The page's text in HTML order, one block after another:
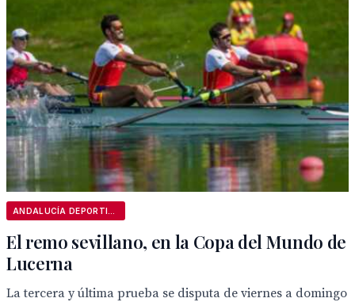
El remo sevillano, en la Copa del Mundo de
Lucerna
La tercera y última prueba se disputa de viernes a domingo